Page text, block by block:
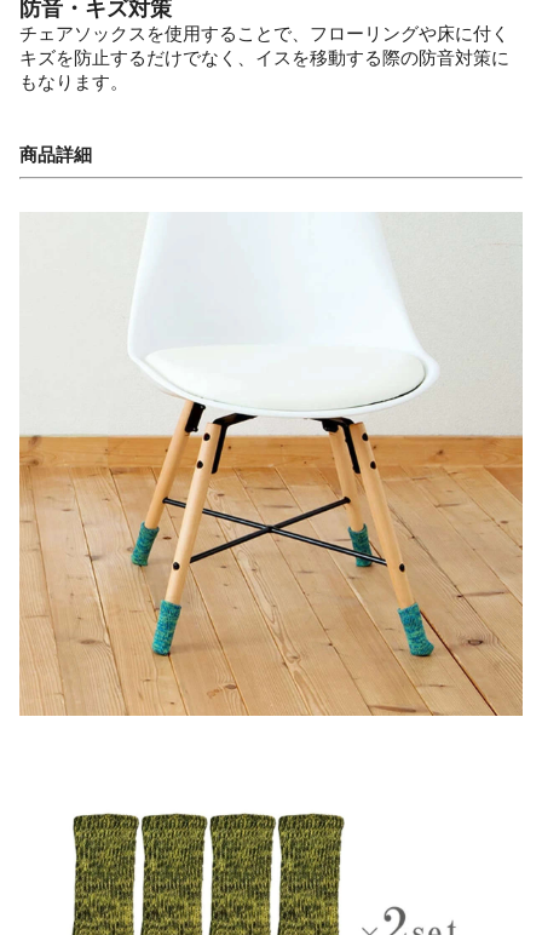
防音・キズ対策
チェアソックスを使用することで、フローリングや床に付く
キズを防止するだけでなく、イスを移動する際の防音対策に
もなります。
商品詳細